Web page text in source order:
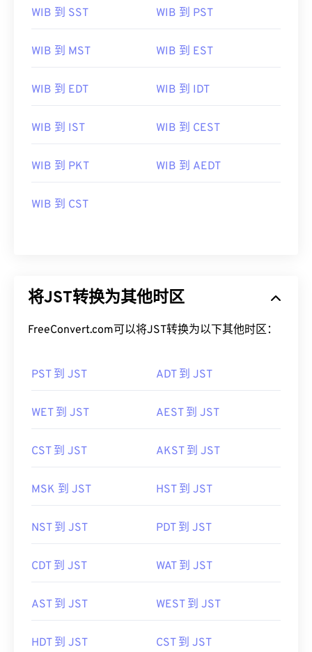
WIB 到 SST WIB 到 PST
WIB 到 MST WIB 到 EST
WIB 到 EDT WIB 到 IDT
WIB 到 IST WIB 到 CEST
WIB 到 PKT WIB 到 AEDT
WIB 到 CST
将JST转换为其他时区
FreeConvert.com可以将JST转换为以下其他时区：
PST 到 JST ADT 到 JST
WET 到 JST AEST 到 JST
CST 到 JST AKST 到 JST
MSK 到 JST HST 到 JST
NST 到 JST PDT 到 JST
CDT 到 JST WAT 到 JST
AST 到 JST WEST 到 JST
HDT 到 JST CST 到 JST